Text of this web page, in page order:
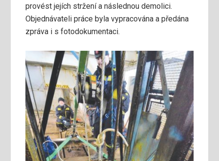
provést jejích stržení a následnou demolici.
Objednávateli práce byla vypracována a předána
zpráva i s fotodokumentaci.